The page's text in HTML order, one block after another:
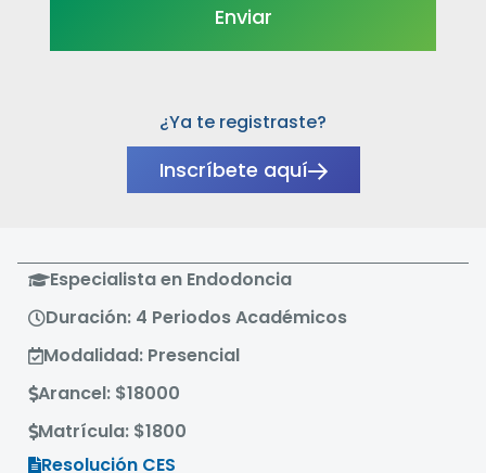
Especialista en Endodoncia
Duración: 4 Periodos Académicos
Modalidad: Presencial
Arancel: $18000
Matrícula: $1800
Resolución CES
¿Ya te registraste?
Inscríbete aquí